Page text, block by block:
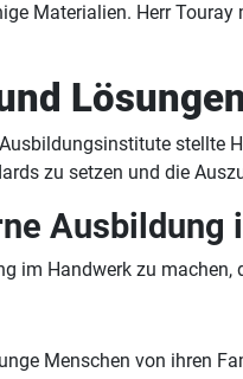
Materialien. Herr
stellte
zu setzen und die
Ausbildung
im Handwerk zu
Menschen von ihren